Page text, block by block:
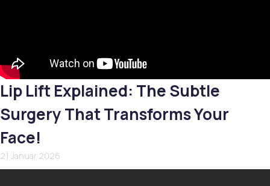
Lip Lift Explained: The Subtle
Surgery That Transforms Your
Face!
21 Januar 2026